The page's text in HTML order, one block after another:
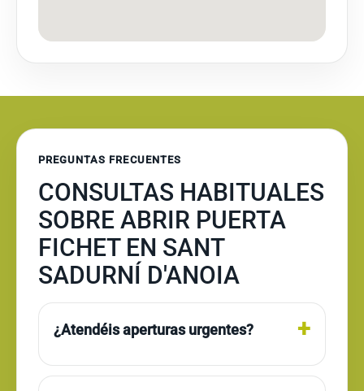
PREGUNTAS FRECUENTES
CONSULTAS HABITUALES
SOBRE ABRIR PUERTA
FICHET EN SANT
SADURNÍ D'ANOIA
¿Atendéis aperturas urgentes?